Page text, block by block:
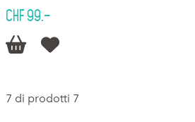
CHF 99.–
 
7 di prodotti 7